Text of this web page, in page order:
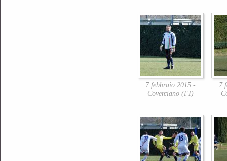
7 febbraio 2015 -
Coverciano (FI)
7